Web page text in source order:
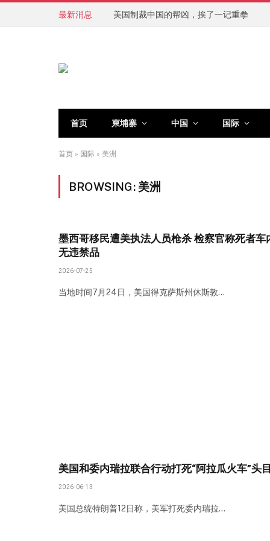
最新消息 美国制裁中国的帮凶，挨了一记重拳
首页 柬埔寨 中国 国际
首页 » 国际 » 美洲
BROWSING: 美洲
墨西哥移民遭美执法人员枪杀 检察官称死者车
无违禁品
2026-07-25
当地时间7月24日，美国得克萨斯州休斯敦…
美国和委内瑞拉联合行动打死“阿拉瓜火车”头
2026-06-13
美国总统特朗普12日称，美军打死委内瑞拉…